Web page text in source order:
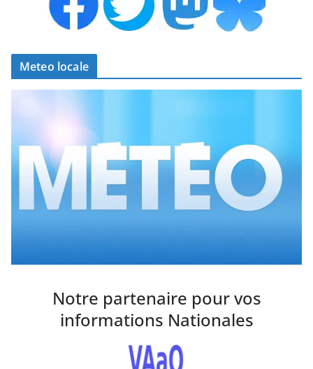
Meteo locale
Notre partenaire pour vos
informations Nationales